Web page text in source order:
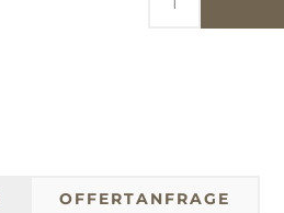
OFFERTANFRAGE